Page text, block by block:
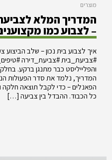
מוצרים
– לצבוע כמו
איך לצבוע בית נכון – שלב
#צביעת_בית #צביעת_דירה
והפלייליסט כבר מתנגן ברקע.
המדריך, נלמד את סדר הפעולות
הפאנלים – כדי לקבל תוצאה
כל הכבוד. ההבדל בין צביעה […]